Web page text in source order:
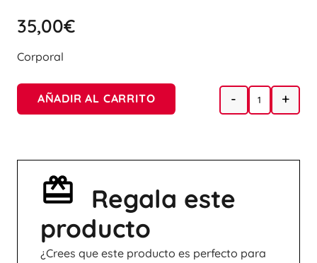
35,00€
Corporal
Quantity
- +
AÑADIR AL CARRITO
Regala este
producto
¿Crees que este producto es perfecto para